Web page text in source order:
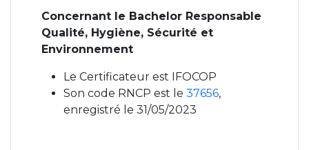
Concernant le Bachelor Responsable
Qualité, Hygiène, Sécurité et
Environnement
Le Certificateur est IFOCOP
Son code RNCP est le 37656,
enregistré le 31/05/2023